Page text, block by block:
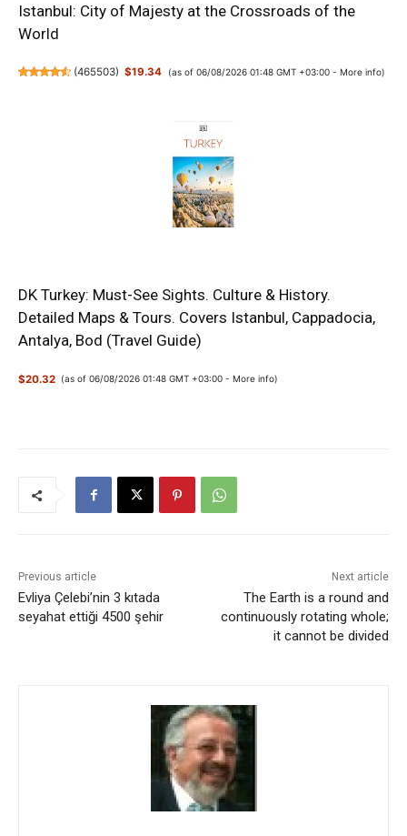
Istanbul: City of Majesty at the Crossroads of the
World
(465503) $19.34 (as of 06/08/2026 01:48 GMT +03:00 - More info)
DK Turkey: Must-See Sights. Culture & History.
Detailed Maps & Tours. Covers Istanbul, Cappadocia,
Antalya, Bod (Travel Guide)
$20.32 (as of 06/08/2026 01:48 GMT +03:00 - More info)
Previous article
Evliya Çelebi’nin 3 kıtada
seyahat ettiği 4500 şehir
Next article
The Earth is a round and
continuously rotating whole;
it cannot be divided